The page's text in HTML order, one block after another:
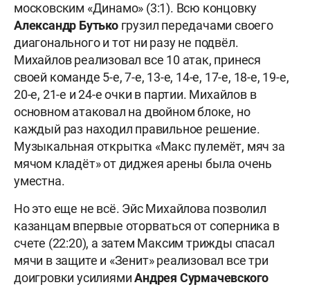
московским «Динамо» (3:1). Всю концовку
Александр Бутькогрузил передачами своего
диагонального и тот ни разу не подвёл.
Михайлов реализовал все 10 атак, принеся
своей команде 5-е, 7-е, 13-е, 14-е, 17-е, 18-е, 19-е,
20-е, 21-е и 24-е очки в партии. Михайлов в
основном атаковал на двойном блоке, но
каждый раз находил правильное решение.
Музыкальная открытка «Макс пулемёт, мяч за
мячом кладёт» от диджея арены была очень
уместна.
Но это еще не всё. Эйс Михайлова позволил
казанцам впервые оторваться от соперника в
счете (22:20), а затем Максим трижды спасал
мячи в защите и «Зенит» реализовал все три
доигровки усилиямиАндрея Сурмачевского